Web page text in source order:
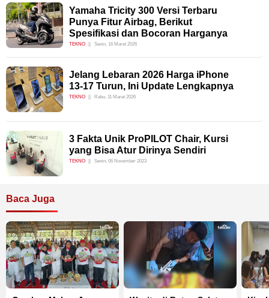
Yamaha Tricity 300 Versi Terbaru
Punya Fitur Airbag, Berikut
Spesifikasi dan Bocoran Harganya
TEKNO Senin, 16 Maret 2026
Jelang Lebaran 2026 Harga iPhone
13-17 Turun, Ini Update Lengkapnya
TEKNO Rabu, 11 Maret 2026
3 Fakta Unik ProPILOT Chair, Kursi
yang Bisa Atur Dirinya Sendiri
TEKNO Senin, 06 November 2023
Baca Juga